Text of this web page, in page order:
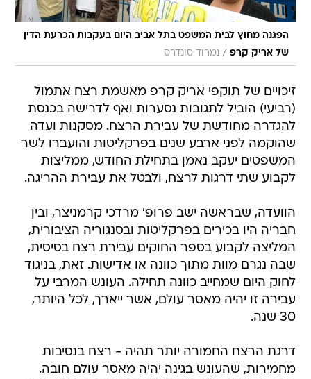
הפגנה מחוץ לבית המשפט בתל אביב היום בעקבות הכרעת הדין
של אריק קרפ / נמרוד סונדרס
זיכויים של תוקפי אריק קרפ מאשמת רצח אתמול
(רביעי) הוביל לתגובות נסערות ואף לדרישה בכנסת
להגדרה מחודשת של עבירת הרצח. מסקנות ועדה
שהוקמה לפני ארבע שנים בפרקליטות והועברו לשר
המשפטים יעקב נאמן בתחילת החודש, ממליצות
לקבוע שתי דרגות לרצח, ולבטל את עבירת ההריגה.
הוועדה, שבראשה ישב פרופ' מרדכי קרמניצר, ובין
חבריה היו בכירים בפרקליטות ובסנגוריה הציבורית,
המליצה לקבוע בספר החוקים עבירת רצח בסיסית,
שבה נגרם מוות מתוך כוונה או אדישות. זאת, בניגוד
לחוק היום שמחייב כוונה תחילה. העונש המרבי על
עבירה זו יהיה מאסר עולם, אשר ייארך, לכל היותר,
30 שנה.
דרגת הרצח החמורה יותר תהיה - רצח בנסיבות
מחמירות, שהעונש בגינה יהיה מאסר עולם חובה.